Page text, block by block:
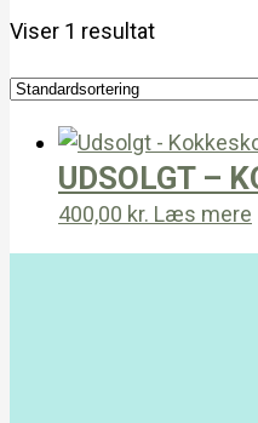
Viser 1 resultat
UDSOLGT –
400,00 kr. Læs mere